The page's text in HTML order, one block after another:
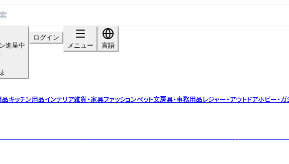
進呈中
ログイン
メニュー
言語
品キッチン用品インテリア雑貨・家具ファッションペット文房具・事務用品レジャー・アウトドアホビー・ガ